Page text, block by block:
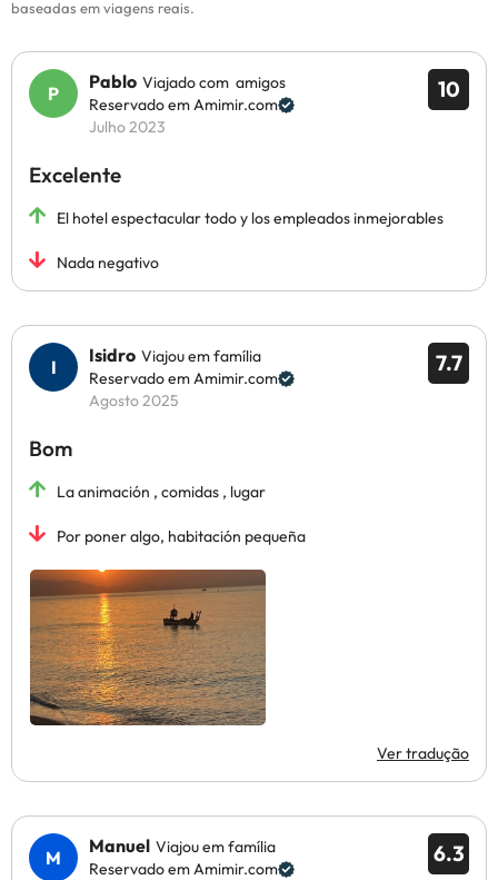
baseadas em viagens reais.
10
Pablo Viajado com amigos
Reservado em Amimir.com
Julho 2023
Excelente
El hotel espectacular todo y los empleados inmejorables
Nada negativo
7.7
Isidro Viajou em família
Reservado em Amimir.com
Agosto 2025
Bom
La animación , comidas , lugar
Por poner algo, habitación pequeña
Ver tradução
6.3
Manuel Viajou em família
Reservado em Amimir.com